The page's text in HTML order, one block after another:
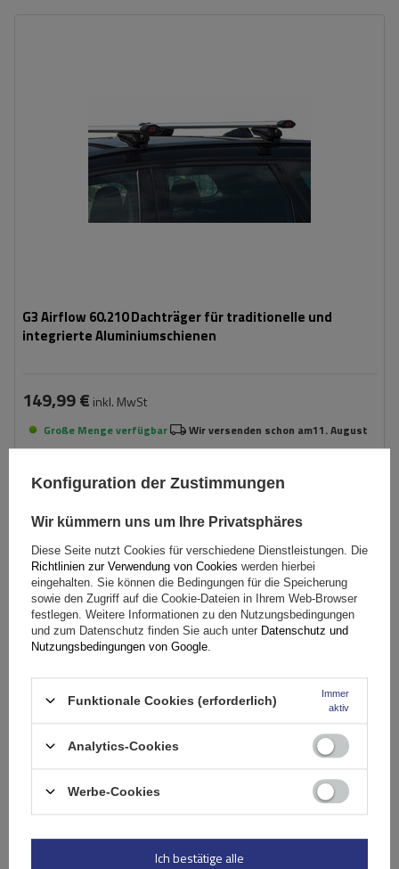
G3 Airflow 60.210 Dachträger für traditionelle und
integrierte Aluminiumschienen
149,99 € inkl. MwSt
Große Menge verfügbar Wir versenden schon am11. August
Warenkorb
Mont Blanc AMC 5400 AERO Aluminium-Dachgepäckträger
für herkömmliche Reling
Konfiguration der Zustimmungen
Wir kümmern uns um Ihre Privatsphäres
Diese Seite nutzt Cookies für verschiedene Dienstleistungen. Die
Richtlinien zur Verwendung von Cookies werden hierbei
eingehalten. Sie können die Bedingungen für die Speicherung
sowie den Zugriff auf die Cookie-Dateien in Ihrem Web-Browser
festlegen. Weitere Informationen zu den Nutzungsbedingungen
und zum Datenschutz finden Sie auch unter Datenschutz und
Nutzungsbedingungen von Google
Funktionale Cookies (erforderlich)
Immer
aktiv
Analytics-Cookies
Werbe-Cookies
Ich bestätige alle